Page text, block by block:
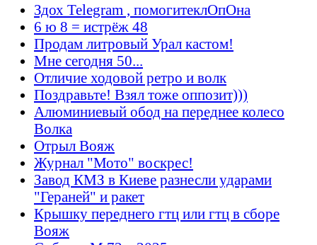
Здох Telegram , помогитеклОпОна
6 ю 8 = истрёж 48
Продам литровый Урал кастом!
Мне сегодня 50...
Отличие ходовой ретро и волк
Поздравьте! Взял тоже оппозит)))
Алюминиевый обод на переднее колесо
Волка
Отрыл Вояж
Журнал "Мото" воскрес!
Завод КМЗ в Киеве разнесли ударами
"Гераней" и ракет
Крышку переднего гтц или гтц в сборе
Вояж